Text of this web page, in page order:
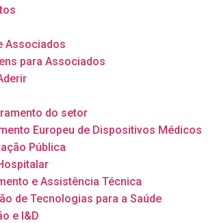
Associados
para Associados
do setor
Europeu de Dispositivos Médicos
Pública
e Assistência Técnica
de Tecnologias para a Saúde
e I&D